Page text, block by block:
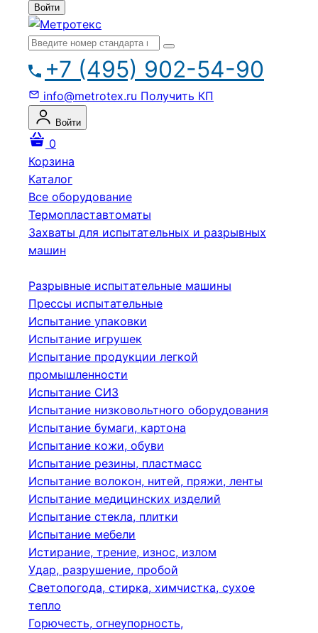
Войти
+7 (495) 902-54-90
info@metrotex.ru Получить КП
Войти
0
Корзина
Каталог
Все оборудование
Термопластавтоматы
Захваты для испытательных и разрывных
машин
Разрывные испытательные машины
Прессы испытательные
Испытание упаковки
Испытание игрушек
Испытание продукции легкой
промышленности
Испытание СИЗ
Испытание низковольтного оборудования
Испытание бумаги, картона
Испытание кожи, обуви
Испытание резины, пластмасс
Испытание волокон, нитей, пряжи, ленты
Испытание медицинских изделий
Испытание стекла, плитки
Испытание мебели
Истирание, трение, износ, излом
Удар, разрушение, пробой
Светопогода, стирка, химчистка, сухое
тепло
Горючесть, огнеупорность,